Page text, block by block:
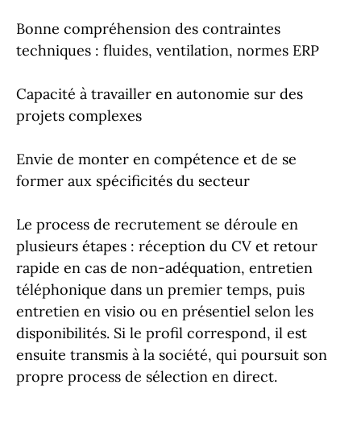
Bonne compréhension des contraintes
techniques : fluides, ventilation, normes ERP
Capacité à travailler en autonomie sur des
projets complexes
Envie de monter en compétence et de se
former aux spécificités du secteur
Le process de recrutement se déroule en
plusieurs étapes : réception du CV et retour
rapide en cas de non-adéquation, entretien
téléphonique dans un premier temps, puis
entretien en visio ou en présentiel selon les
disponibilités. Si le profil correspond, il est
ensuite transmis à la société, qui poursuit son
propre process de sélection en direct.